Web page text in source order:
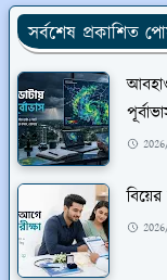
সর্বশেষ প্রকাশিত